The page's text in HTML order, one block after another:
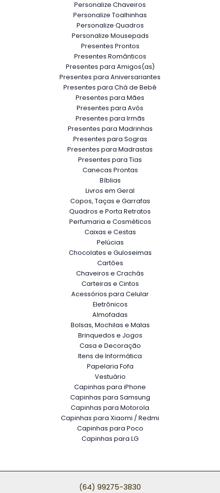
Personalize Chaveiros
Personalize Toalhinhas
Personalize Quadros
Personalize Mousepads
Presentes Prontos
Presentes Românticos
Presentes para Amigos(as)
Presentes para Aniversariantes
Presentes para Chá de Bebê
Presentes para Mães
Presentes para Avós
Presentes para Irmãs
Presentes para Madrinhas
Presentes para Sogras
Presentes para Madrastas
Presentes para Tias
Canecas Prontas
Bíblias
Livros em Geral
Copos, Taças e Garrafas
Quadros e Porta Retratos
Perfumaria e Cosméticos
Caixas e Cestas
Pelúcias
Chocolates e Guloseimas
Cartões
Chaveiros e Crachás
Carteiras e Cintos
Acessórios para Celular
Eletrônicos
Almofadas
Bolsas, Mochilas e Malas
Brinquedos e Jogos
Casa e Decoração
Itens de Informática
Papelaria Fofa
Vestuário
Capinhas para iPhone
Capinhas para Samsung
Capinhas para Motorola
Capinhas para Xiaomi / Redmi
Capinhas para Poco
Capinhas para LG
(64) 99275-3830